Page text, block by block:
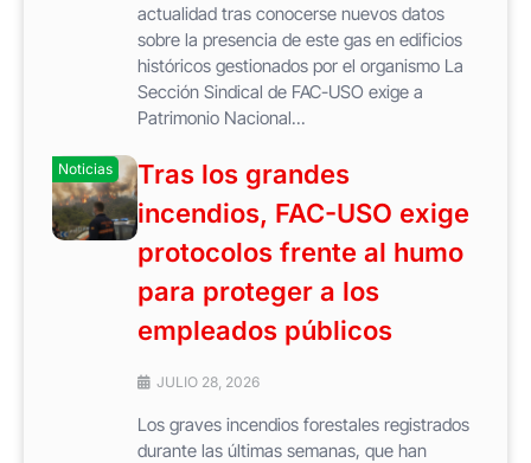
actualidad tras conocerse nuevos datos
sobre la presencia de este gas en edificios
históricos gestionados por el organismo La
Sección Sindical de FAC-USO exige a
Patrimonio Nacional...
Noticias
Tras los grandes
incendios, FAC-USO exige
protocolos frente al humo
para proteger a los
empleados públicos
JULIO 28, 2026
Los graves incendios forestales registrados
durante las últimas semanas, que han